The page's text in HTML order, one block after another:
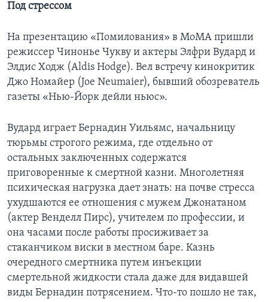
Под стрессом
На презентацию «Помилования» в MoMA пришли
режиссер Чинонье Чукву и актеры Элфри Вудард и
Элдис Ходж (Aldis Hodge). Вел встречу кинокритик
Джо Номайер (Joe Neumaier), бывший обозреватель
газеты «Нью-Йорк дейли ньюс».
Вудард играет Бернадин Уильямс, начальницу
тюрьмы строгого режима, где отдельно от
остальных заключенных содержатся
приговоренные к смертной казни. Многолетняя
психическая нагрузка дает знать: на почве стресса
ухудшаются ее отношения с мужем Джонатаном
(актер Венделл Пирс), учителем по профессии, и
она часами после работы просиживает за
стаканчиком виски в местном баре. Казнь
очередного смертника путем инъекции
смертельной жидкости стала даже для видавшей
виды Бернадин потрясением. Что-то пошло не так,